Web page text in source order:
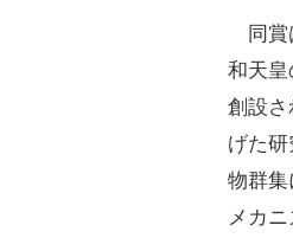
同賞
和天皇
創設さ
げた
物群
メカ